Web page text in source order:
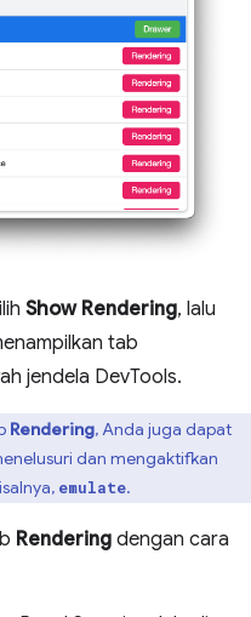
Show Rendering, lalu
tab
jendela DevTools.
Rendering, Anda juga dapat
dan mengaktifkan
emulate.
Rendering dengan cara